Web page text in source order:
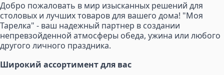
Добро пожаловать в мир изысканных решений для
столовых и лучших товаров для вашего дома! "Моя
Тарелка" - ваш надежный партнер в создании
непревзойденной атмосферы обеда, ужина или любого
другого личного праздника.
Широкий ассортимент для вас